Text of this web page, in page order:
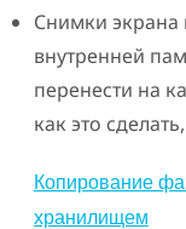
Снимки экрана
внутренней
перенести на
как это
Копирование
хранилищем